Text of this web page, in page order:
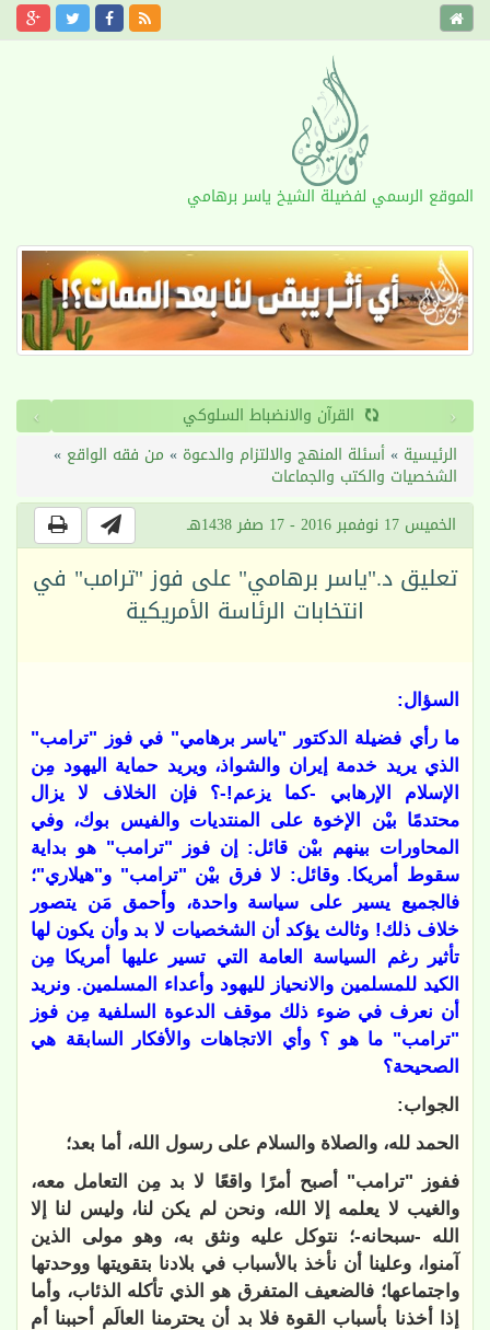
الموقع الرسمي لفضيلة الشيخ ياسر برهامي
القرآن والانضباط السلوكي ‹
›
الرئيسية »أسئلة المنهج والالتزام والدعوة » من فقه الواقع »
الشخصيات والكتب والجماعات
الخميس 17 نوفمبر 2016 - 17 صفر 1438هـ
تعليق د."ياسر برهامي" على فوز "ترامب" في
انتخابات الرئاسة الأمريكية
السؤال:
ما رأي فضيلة الدكتور "ياسر برهامي" في فوز "ترامب"
الذي يريد خدمة إيران والشواذ، ويريد حماية اليهود مِن
الإسلام الإرهابي -كما يزعم!-؟ فإن الخلاف لا يزال
محتدمًا بيْن الإخوة على المنتديات والفيس بوك، وفي
المحاورات بينهم بيْن قائل: إن فوز "ترامب" هو بداية
سقوط أمريكا. وقائل: لا فرق بيْن "ترامب" و"هيلاري"؛
فالجميع يسير على سياسة واحدة، وأحمق مَن يتصور
خلاف ذلك! وثالث يؤكد أن الشخصيات لا بد وأن يكون لها
تأثير رغم السياسة العامة التي تسير عليها أمريكا مِن
الكيد للمسلمين والانحياز لليهود وأعداء المسلمين. ونريد
أن نعرف في ضوء ذلك موقف الدعوة السلفية مِن فوز
"ترامب" ما هو ؟ وأي الاتجاهات والأفكار السابقة هي
الصحيحة؟
الجواب:
الحمد لله، والصلاة والسلام على رسول الله، أما بعد؛
ففوز "ترامب" أصبح أمرًا واقعًا لا بد مِن التعامل معه،
والغيب لا يعلمه إلا الله، ونحن لم يكن لنا، وليس لنا إلا
الله -سبحانه-؛ نتوكل عليه ونثق به، وهو مولى الذين
آمنوا، وعلينا أن نأخذ بالأسباب في بلادنا بتقويتها ووحدتها
واجتماعها؛ فالضعيف المتفرق هو الذي تأكله الذئاب، وأما
إذا أخذنا بأسباب القوة فلا بد أن يحترمنا العالَم أحببنا أم